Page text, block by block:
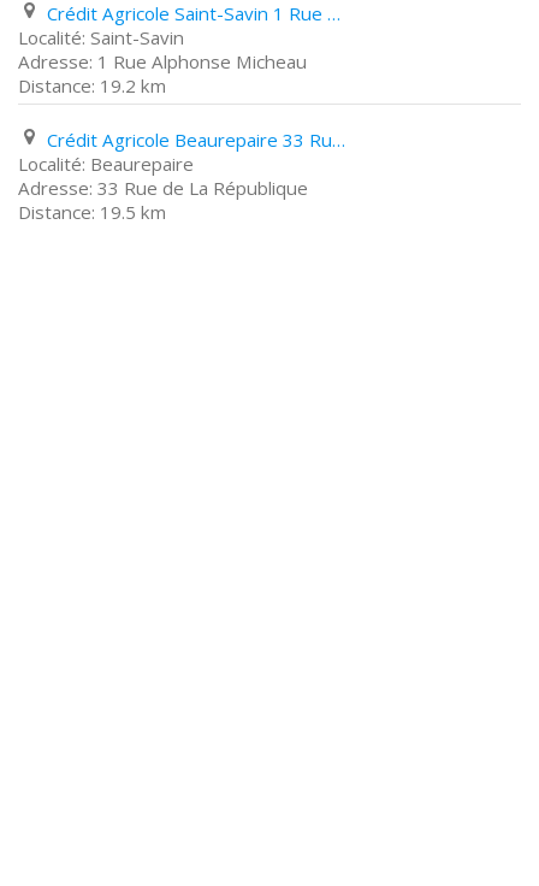
Crédit Agricole Saint-Savin 1 Rue Alphonse Micheau
Saint-Savin
1 Rue Alphonse Micheau
19.2 km
Crédit Agricole Beaurepaire 33 Rue de La République
Beaurepaire
33 Rue de La République
19.5 km